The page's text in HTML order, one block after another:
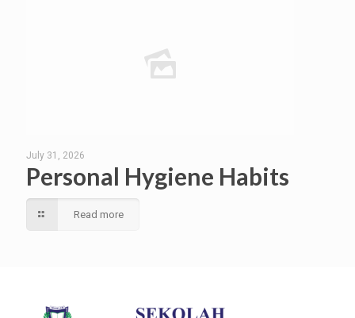
July 31, 2026
Personal Hygiene Habits
Read more